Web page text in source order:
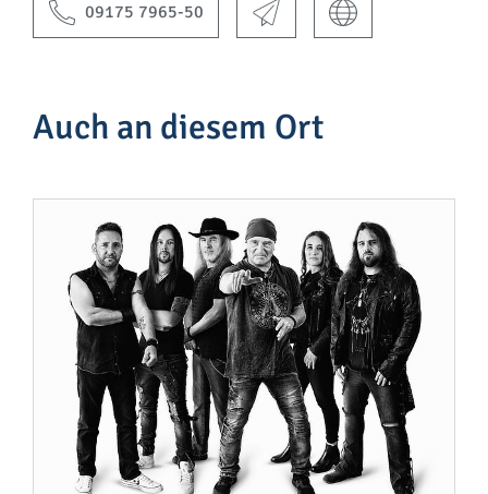
09175 7965-50
Auch an diesem Ort